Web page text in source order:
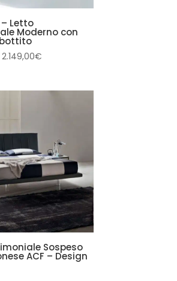
Letto
Moderno con
2.149,00€
2.149,00€
Sospeso
ACF – Design